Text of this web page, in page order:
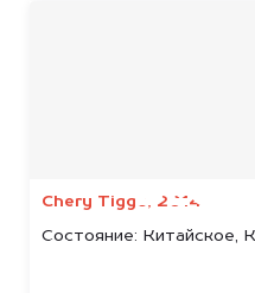
Chery Tiggo, 2014
Состояние: Китайское,
Узнайте